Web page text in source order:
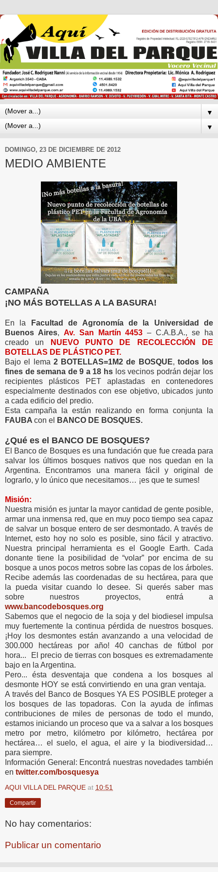
▼
▼
DOMINGO, 23 DE DICIEMBRE DE 2012
MEDIO AMBIENTE
CAMPAÑA
¡NO MÁS BOTELLAS A LA BASURA!
En la
Facultad de Agronomía de la Universidad de
Buenos Aires, Av. San Martín 4453 – C.A.B.A., se ha
creado un
NUEVO PUNTO DE RECOLECCIÓN DE
BOTELLAS DE PLÁSTICO PET.
Bajo el lema 2 BOTELLAS=1M2 de BOSQUE, todos los
fines de semana de 9 a 18 hs los vecinos podrán dejar los
recipientes plásticos PET aplastadas en contenedores
especialmente destinados con ese objetivo, ubicados junto
a cada edificio del predio.
Esta campaña la están realizando en forma conjunta la
FAUBA con el BANCO DE BOSQUES.
¿Qué es el BANCO DE BOSQUES?
El Banco de Bosques es una fundación que fue creada para
salvar los últimos bosques nativos que nos quedan en la
Argentina. Encontramos una manera fácil y original de
lograrlo, y lo único que necesitamos… ¡es que te sumes!
Misión:
Nuestra misión es juntar la mayor cantidad de gente posible,
armar una inmensa red, que en muy poco tiempo sea capaz
de salvar un bosque entero de ser desmontado. A través de
Internet, esto hoy no solo es posible, sino fácil y atractivo.
Nuestra principal herramienta es el Google Earth. Cada
donante tiene la posibilidad de “volar” por encima de su
bosque a unos pocos metros sobre las copas de los árboles.
Recibe además las coordenadas de su hectárea, para que
la pueda visitar cuando lo desee. Si querés saber mas
sobre nuestros proyectos, entrá a
www.bancodebosques.org
Sabemos que el negocio de la soja y del biodiesel impulsa
muy fuertemente la continua pérdida de nuestros bosques.
¡Hoy los desmontes están avanzando a una velocidad de
300.000 hectáreas por año! 40 canchas de fútbol por
hora... El precio de tierras con bosques es extremadamente
bajo en la Argentina.
Pero... ésta desventaja que condena a los bosques al
desmonte HOY se está convirtiendo en una gran ventaja.
A través del Banco de Bosques YA ES POSIBLE proteger a
los bosques de las topadoras. Con la ayuda de ínfimas
contribuciones de miles de personas de todo el mundo,
estamos iniciando un proceso que va a salvar a los bosques
metro por metro, kilómetro por kilómetro, hectárea por
hectárea… el suelo, el agua, el aire y la biodiversidad…
para siempre.
Información General: Encontrá nuestras novedades también
en twitter.com/bosquesya
AQUI VILLA DEL PARQUE at 10:51
Compartir
No hay comentarios:
Publicar un comentario